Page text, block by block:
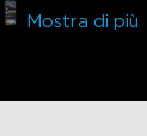
Mostra di più